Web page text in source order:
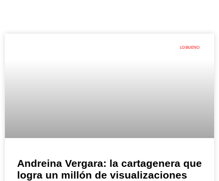
LO BUENO
Andreina Vergara: la cartagenera que
logra un millón de visualizaciones